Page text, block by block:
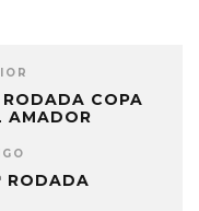
COPA
AMADOR
RODADA